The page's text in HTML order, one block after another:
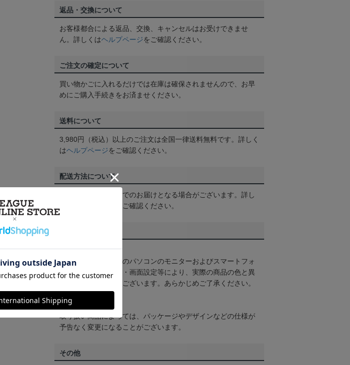
返品・交換について
お客様都合による返品、交換、キャンセルはお受けできませ
ん。詳しくはヘルプページをご確認ください。
ご注文の確定について
買い物かごに入れるだけでは在庫は確保されませんので、お早
めにご購入手続きをお済ませください。
送料について
3,980円（税込）以上のご注文は全国一律送料無料です。詳しく
はヘルプページをご確認ください。
配送方法について
一部商品はメール便でのお届けとなる場合がございます。詳し
をご確認ください。
【カラーについて】
商品画像は、お使いのパソコンのモニターおよびスマートフォ
ンのメーカー・機種・画面設定等により、実際の商品の色と異
なって見える場合がございます。あらかじめご了承ください。
【仕様について】
取り扱い商品によっては、パッケージやデザインなどの仕様が
予告なく変更になることがございます。
その他